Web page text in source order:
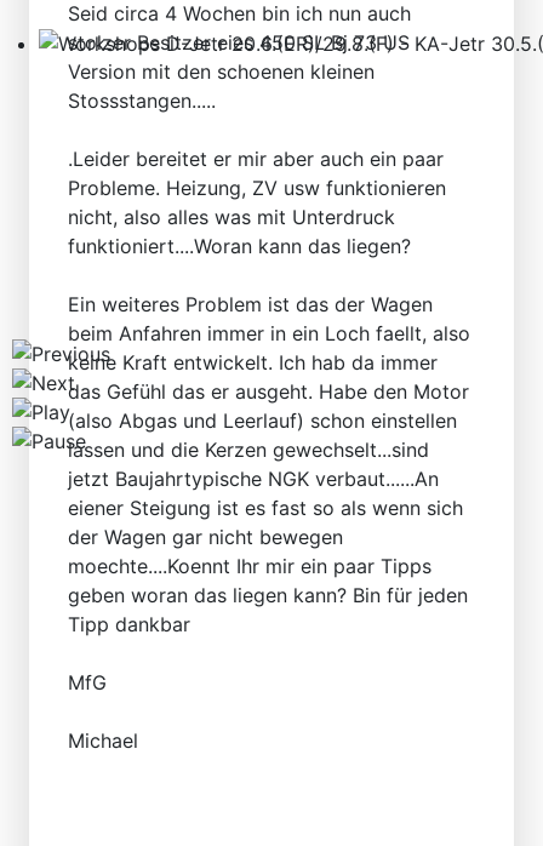
Workshops D-Jetr 20.6.(ER)/29.8.(F) - KA-Jetr
Seid circa 4 Wochen bin ich nun auch
stolzer Besitzer eies 450 SL Bj 73 US
Version mit den schoenen kleinen
Stossstangen.....
.Leider bereitet er mir aber auch ein paar
Probleme. Heizung, ZV usw funktionieren
nicht, also alles was mit Unterdruck
funktioniert....Woran kann das liegen?
Ein weiteres Problem ist das der Wagen
beim Anfahren immer in ein Loch faellt, also
keine Kraft entwickelt. Ich hab da immer
das Gefühl das er ausgeht. Habe den Motor
(also Abgas und Leerlauf) schon einstellen
lassen und die Kerzen gewechselt...sind
jetzt Baujahrtypische NGK verbaut......An
eiener Steigung ist es fast so als wenn sich
der Wagen gar nicht bewegen
moechte....Koennt Ihr mir ein paar Tipps
geben woran das liegen kann? Bin für jeden
Tipp dankbar
MfG
Michael